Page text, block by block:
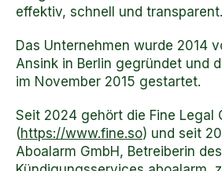
effektiv, schnell und transparent.
Das Unternehmen wurde 2014
Ansink in Berlin gegründet und
im November 2015 gestartet.
Seit 2024 gehört die Fine Legal
(https://www.fine.so) und seit
Aboalarm GmbH, Betreiberin